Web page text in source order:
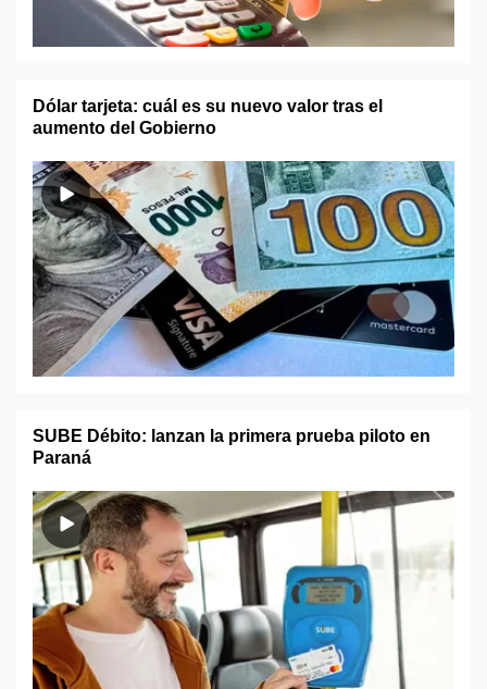
Dólar tarjeta: cuál es su nuevo valor tras el
aumento del Gobierno
SUBE Débito: lanzan la primera prueba piloto en
Paraná